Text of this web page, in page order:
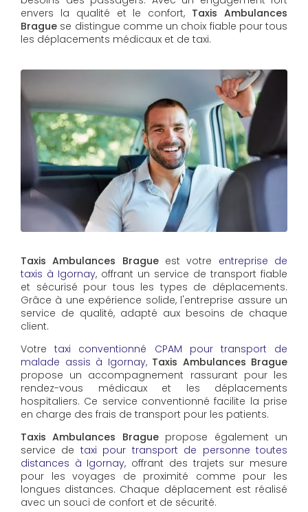
envers la qualité et le confort, Taxis Ambulances
Brague se distingue comme un choix fiable pour tous
les déplacements médicaux et de taxi.
Taxis Ambulances Bragueest votre entreprise de
taxis à Igornay, offrant un service de transport fiable
et sécurisé pour tous les types de déplacements.
Grâce à une expérience solide, l'entreprise assure un
service de qualité, adapté aux besoins de chaque
client.
Votretaxi conventionné CPAM pour transport de
malade assis à Igornay, Taxis Ambulances Brague
propose un accompagnement rassurant pour les
rendez-vous médicaux et les déplacements
hospitaliers. Ce service conventionné facilite la prise
en charge des frais de transport pour les patients.
Taxis Ambulances Braguepropose également un
service de taxi pour transport de personne toutes
distances à Igornay, offrant des trajets sur mesure
pour les voyages de proximité comme pour les
longues distances. Chaque déplacement est réalisé
avec un souci de confort et de sécurité.